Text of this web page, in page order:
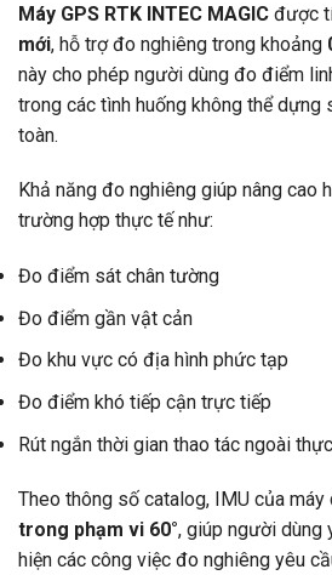
Máy GPS RTK INTEC MAGIC được
mới, hỗ trợ đo nghiêng trong khoảng
này cho phép người dùng đo điểm
trong các tình huống không thể dựng
toàn.
Khả năng đo nghiêng giúp nâng cao
trường hợp thực tế như:
Đo điểm sát chân tường
Đo điểm gần vật cản
Đo khu vực có địa hình phức tạp
Đo điểm khó tiếp cận trực tiếp
Rút ngắn thời gian thao tác ngoài
Theo thông số catalog, IMU của máy
trong phạm vi 60°, giúp người dùng
hiện các công việc đo nghiêng yêu